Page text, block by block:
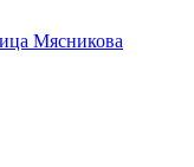
Мясникова